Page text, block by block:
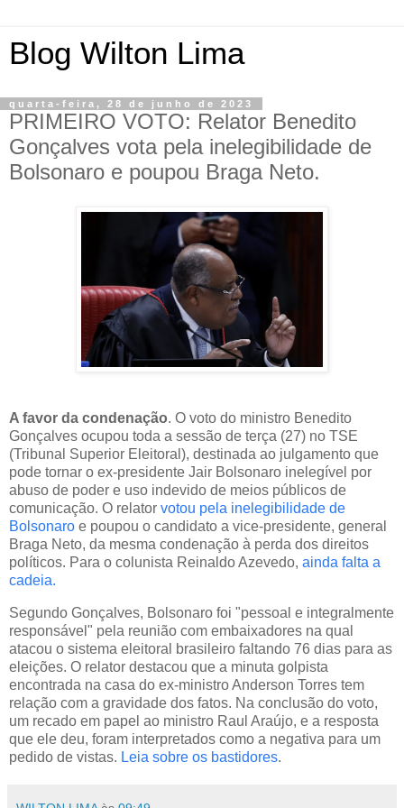
Blog Wilton Lima
quarta-feira, 28 de junho de 2023
PRIMEIRO VOTO: Relator Benedito
Gonçalves vota pela inelegibilidade de
Bolsonaro e poupou Braga Neto.
A favor da condenação. O voto do ministro Benedito
Gonçalves ocupou toda a sessão de terça (27) no TSE
(Tribunal Superior Eleitoral), destinada ao julgamento que
pode tornar o ex-presidente Jair Bolsonaro inelegível por
abuso de poder e uso indevido de meios públicos de
comunicação. O relator votou pela inelegibilidade de
Bolsonaro e poupou o candidato a vice-presidente, general
Braga Neto, da mesma condenação à perda dos direitos
políticos. Para o colunista Reinaldo Azevedo, ainda falta a
cadeia.
Segundo Gonçalves, Bolsonaro foi "pessoal e integralmente
responsável" pela reunião com embaixadores na qual
atacou o sistema eleitoral brasileiro faltando 76 dias para as
eleições. O relator destacou que a minuta golpista
encontrada na casa do ex-ministro Anderson Torres tem
relação com a gravidade dos fatos. Na conclusão do voto,
um recado em papel ao ministro Raul Araújo, e a resposta
que ele deu, foram interpretados como a negativa para um
pedido de vistas. Leia sobre os bastidores.